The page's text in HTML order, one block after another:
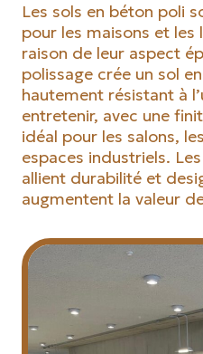
Les sols en béton poli
pour les maisons et
raison de leur aspect
polissage crée un sol
hautement résistant à
entretenir, avec une
idéal pour les salons,
espaces industriels.
allient durabilité et
augmentent la valeur